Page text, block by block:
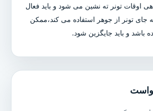
اوقات تونر ته نشین می شود و باید فعال
جای تونر از جوهر استفاده می کند،ممکن
و باید جایگزین شود.